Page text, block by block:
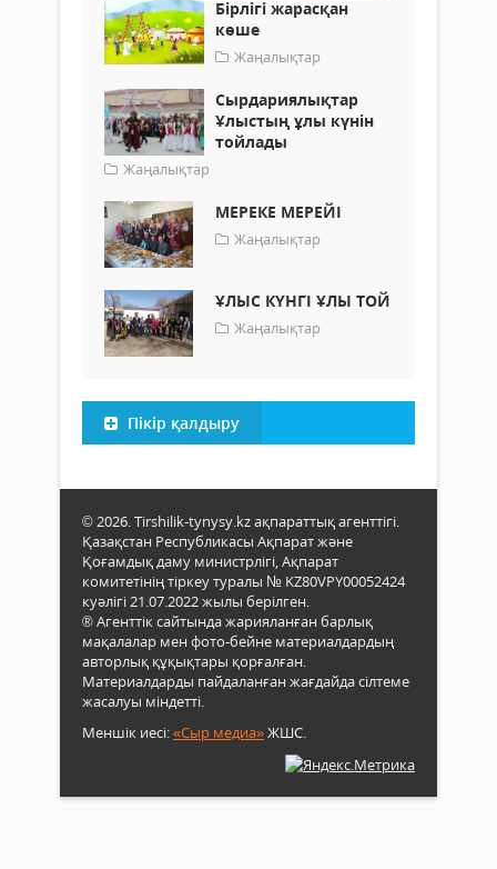
Бірлігі жарасқан
көше
Жаңалықтар
Сырдариялықтар
Ұлыстың ұлы күнін
тойлады
Жаңалықтар
МЕРЕКЕ МЕРЕЙІ
Жаңалықтар
ҰЛЫС КҮНГІ ҰЛЫ ТОЙ
Жаңалықтар
Пікір қалдыру
© 2026. Tirshilik-tynysy.kz ақпараттық агенттігі.
Қазақстан Республикасы Ақпарат және
Қоғамдық даму министрлігі, Ақпарат
комитетінің тіркеу туралы № KZ80VPY00052424
куәлігі 21.07.2022 жылы берілген.
® Агенттік сайтында жарияланған барлық
мақалалар мен фото-бейне материалдардың
авторлық құқықтары қорғалған.
Материалдарды пайдаланған жағдайда сілтеме
жасалуы міндетті.
Меншік иесі:«Сыр медиа»ЖШС.